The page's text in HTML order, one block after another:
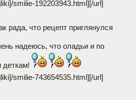
smilie-192203943.html][/url]
рада, что рецепт приглянулся
надеюсь, что оладьи и по
деткам!
smilie-743654535.html][/url]